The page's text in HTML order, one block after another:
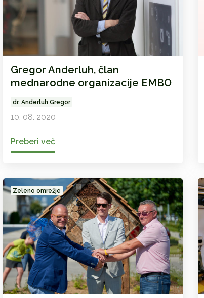
Gregor Anderluh, član
mednarodne organizacije EMBO
dr. Anderluh Gregor
10. 08. 2020
Preberi več
Zeleno omrežje